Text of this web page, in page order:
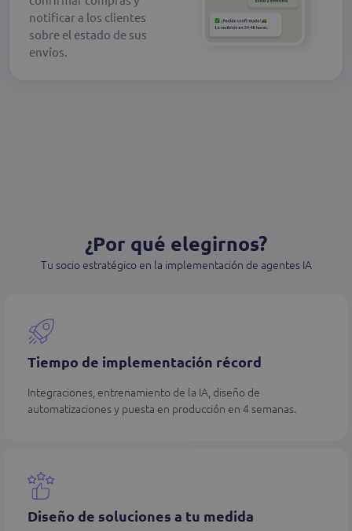
notificar a los clientes
sobre el estado de sus
envíos.
¿Por qué elegirnos?
Tu socio estratégico en la implementación de agentes IA
Tiempo de implementación récord
Integraciones, entrenamiento de la IA, diseño de
automatizaciones y puesta en producción en 4 semanas.
Diseño de soluciones a tu medida